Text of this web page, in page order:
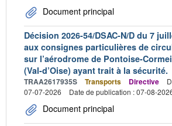
Document principal
Décision 2026-54/DSAC-N/D du 7
aux consignes particulières de
sur l’aérodrome de Pontoise-
(Val-d’Oise) ayant trait à la sécurité.
TRAA2617935S Transports Directive
07-07-2026
Date de publication : 07-08-
Document principal